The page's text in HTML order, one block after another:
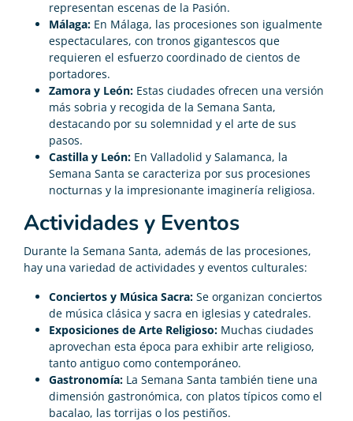
representan escenas de la Pasión.
Málaga: En Málaga, las procesiones son igualmente
espectaculares, con tronos gigantescos que
requieren el esfuerzo coordinado de cientos de
portadores.
Zamora y León: Estas ciudades ofrecen una versión
más sobria y recogida de la Semana Santa,
destacando por su solemnidad y el arte de sus
pasos.
Castilla y León: En Valladolid y Salamanca, la
Semana Santa se caracteriza por sus procesiones
nocturnas y la impresionante imaginería religiosa.
Actividades y Eventos
Durante la Semana Santa, además de las procesiones,
hay una variedad de actividades y eventos culturales:
Conciertos y Música Sacra: Se organizan conciertos
de música clásica y sacra en iglesias y catedrales.
Exposiciones de Arte Religioso: Muchas ciudades
aprovechan esta época para exhibir arte religioso,
tanto antiguo como contemporáneo.
Gastronomía: La Semana Santa también tiene una
dimensión gastronómica, con platos típicos como el
bacalao, las torrijas o los pestiños.